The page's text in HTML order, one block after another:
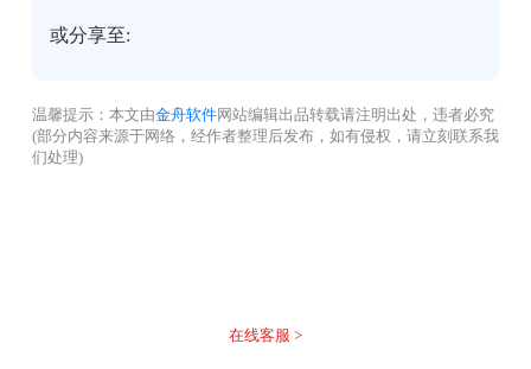
或分享至:
温馨提示：本文由金舟软件网站编辑出品转载请注明出处，违者必究
(部分内容来源于网络，经作者整理后发布，如有侵权，请立刻联系我
们处理)
在线客服 >